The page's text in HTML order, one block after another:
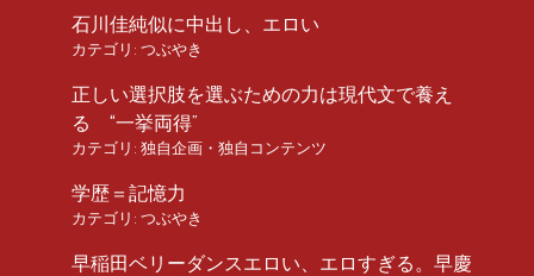
石川佳純似に中出し、エロい
カテゴリ: つぶやき
正しい選択肢を選ぶための力は現代文で養え
る “一挙両得”
カテゴリ: 独自企画・独自コンテンツ
学歴＝記憶力
カテゴリ: つぶやき
早稲田ベリーダンスエロい、エロすぎる。早慶